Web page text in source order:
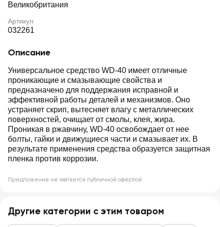
Великобритания
Артикул
032261
Описание
Универсальное средство WD-40 имеет отличные
проникающие и смазывающие свойства и
предназначено для поддержания исправной и
эффективной работы деталей и механизмов. Оно
устраняет скрип, вытесняет влагу с металлических
поверхностей, очищает от смолы, клея, жира.
Проникая в ржавчину, WD-40 освобождает от нее
болты, гайки и движущиеся части и смазывает их. В
результате применения средства образуется защитная
пленка против коррозии.
Предложение не является публичной офертой
Другие категории с этим товаром